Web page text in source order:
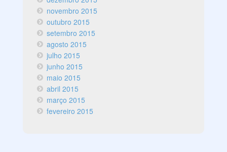
novembro 2015
outubro 2015
setembro 2015
agosto 2015
julho 2015
junho 2015
maio 2015
abril 2015
março 2015
fevereiro 2015